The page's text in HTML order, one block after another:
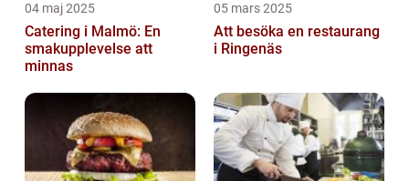
04 maj 2025
Catering i Malmö: En
smakupplevelse att
minnas
05 mars 2025
Att besöka en restaurang
i Ringenäs